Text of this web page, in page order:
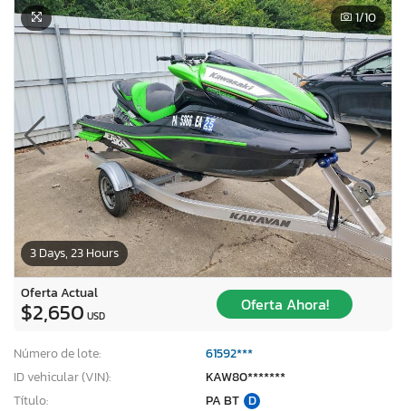
3 Days, 23 Hours
1/10
Oferta Actual
$2,650 USD
Oferta Ahora!
Número de lote:
61592***
ID vehicular (VIN):
KAW80*******
Título:
PA BT D